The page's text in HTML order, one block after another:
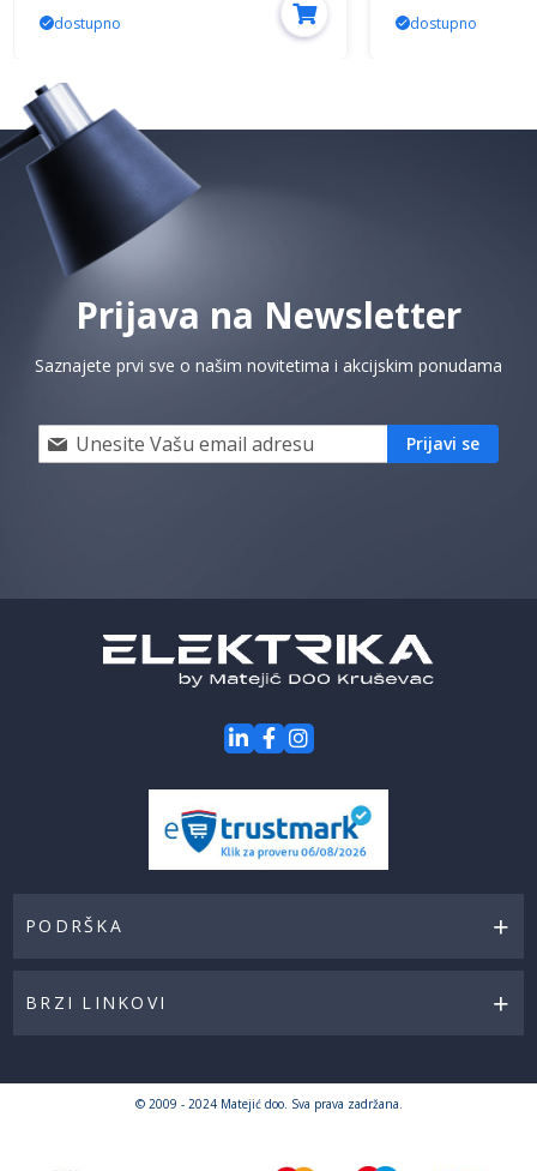
dostupno dostupno
Prijava na Newsletter
Saznajete prvi sve o našim novitetima i akcijskim ponudama
Prijavi
se
akcije
Prijavi se
PODRŠKA
BRZI LINKOVI
© 2009 - 2024 Matejić doo. Sva prava zadržana.